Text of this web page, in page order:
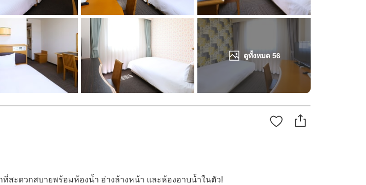
ดูทั้งหมด 56
ที่สะดวกสบายพร้อมห้องน้ำ อ่างล้างหน้า และห้องอาบน้ำในตัว!